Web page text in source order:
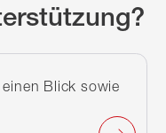
Blick sowie